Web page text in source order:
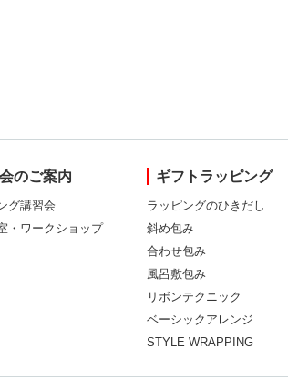
のご案内
グ講習会
・ワークショップ
ギフトラッピング
ラッピングのひきだし
斜め包み
合わせ包み
風呂敷包み
リボンテクニック
ベーシックアレンジ
STYLE WRAPPING